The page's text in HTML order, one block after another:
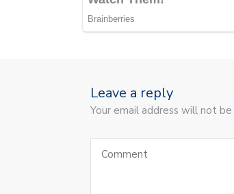
Leave a reply
Your email address will not